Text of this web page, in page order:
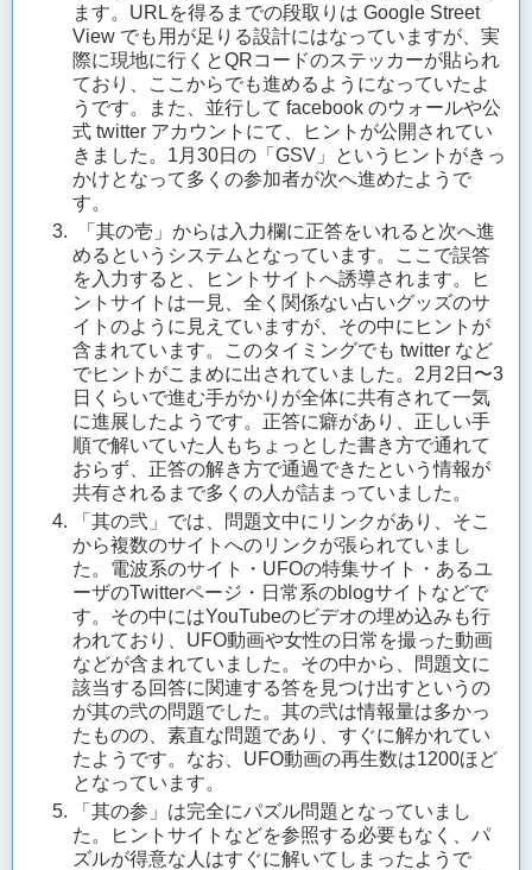
ます。URLを得るまでの段取りは Google Street
View でも用が足りる設計にはなっていますが、実
際に現地に行くとQRコードのステッカーが貼られ
ており、ここからでも進めるようになっていたよ
うです。また、並行して facebook のウォールや公
式 twitter アカウントにて、ヒントが公開されてい
きました。1月30日の「GSV」というヒントがきっ
かけとなって多くの参加者が次へ進めたようで
す。
「其の壱」からは入力欄に正答をいれると次へ進
めるというシステムとなっています。ここで誤答
を入力すると、ヒントサイトへ誘導されます。ヒ
ントサイトは一見、全く関係ない占いグッズのサ
イトのように見えていますが、その中にヒントが
含まれています。このタイミングでも twitter など
でヒントがこまめに出されていました。2月2日〜3
日くらいで進む手がかりが全体に共有されて一気
に進展したようです。正答に癖があり、正しい手
順で解いていた人もちょっとした書き方で通れて
おらず、正答の解き方で通過できたという情報が
共有されるまで多くの人が詰まっていました。
「其の弐」では、問題文中にリンクがあり、そこ
から複数のサイトへのリンクが張られていまし
た。電波系のサイト・UFOの特集サイト・あるユ
ーザのTwitterページ・日常系のblogサイトなどで
す。その中にはYouTubeのビデオの埋め込みも行
われており、UFO動画や女性の日常を撮った動画
などが含まれていました。その中から、問題文に
該当する回答に関連する答を見つけ出すというの
が其の弐の問題でした。其の弐は情報量は多かっ
たものの、素直な問題であり、すぐに解かれてい
たようです。なお、UFO動画の再生数は1200ほど
となっています。
「其の参」は完全にパズル問題となっていまし
た。ヒントサイトなどを参照する必要もなく、パ
ズルが得意な人はすぐに解いてしまったようで